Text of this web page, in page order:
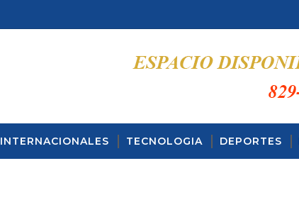
INTERNACIONALES TECNOLOGIA DEPORTES